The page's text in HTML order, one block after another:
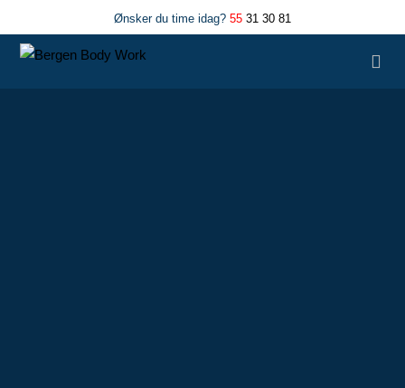
Ønsker du time idag? 55 31 30 81